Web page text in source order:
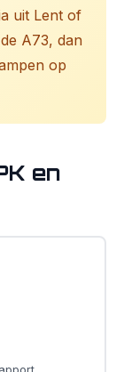
uit Lent of
A73, dan
op
en